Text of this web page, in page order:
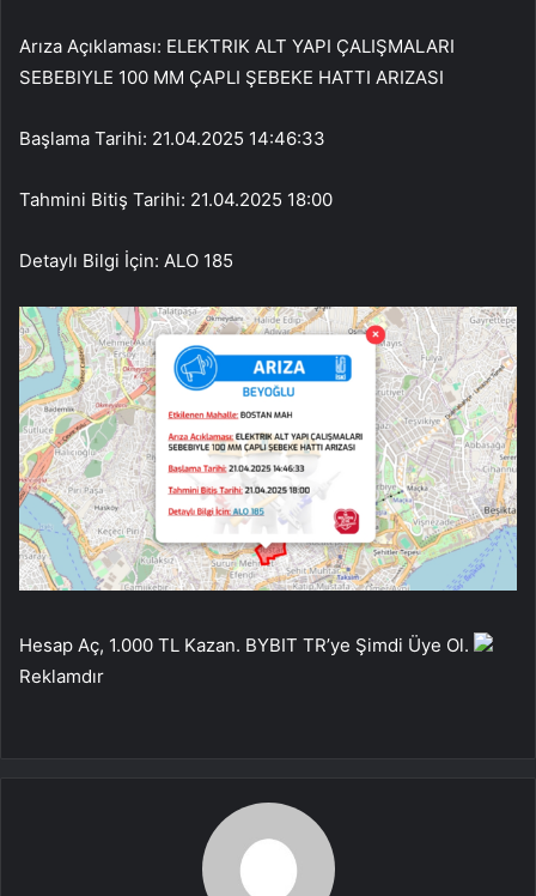
Arıza Açıklaması: ELEKTRIK ALT YAPI ÇALIŞMALARI
SEBEBIYLE 100 MM ÇAPLI ŞEBEKE HATTI ARIZASI
Başlama Tarihi: 21.04.2025 14:46:33
Tahmini Bitiş Tarihi: 21.04.2025 18:00
Detaylı Bilgi İçin: ALO 185
Hesap Aç, 1.000 TL Kazan. BYBIT TR’ye Şimdi Üye Ol.
Reklamdır